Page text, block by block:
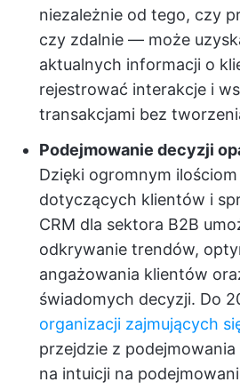
niezależnie od tego, czy
czy zdalnie — może
aktualnych informacji o
rejestrować interakcje i
transakcjami bez
Podejmowanie decyzji
Dzięki ogromnym
dotyczących klientów i
CRM dla sektora B2B
odkrywanie trendów,
angażowania klientów
świadomych decyzji. Do
organizacji zajmujących
przejdzie z
na intuicji na